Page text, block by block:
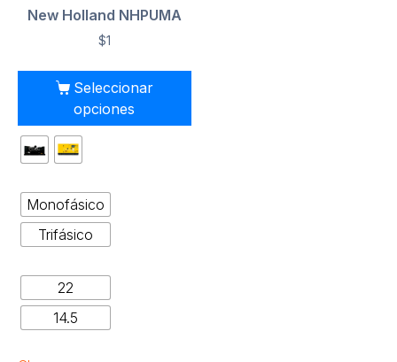
New Holland NHPUMA
$1
Seleccionar
opciones
Monofásico
Trifásico
22
14.5